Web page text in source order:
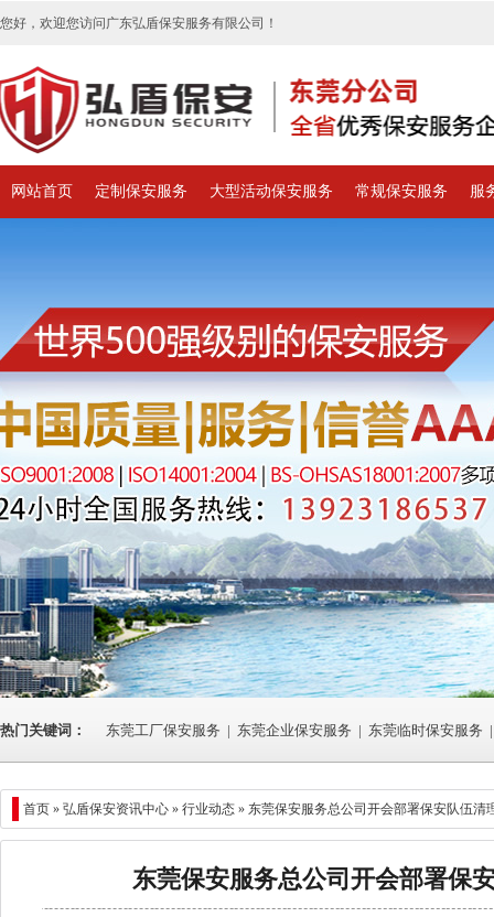
您好，欢迎您访问广东弘盾保安服务有限公司！
网站首页 定制保安服务 大型活动保安服务 常规保安服务 服
热门关键词： 东莞工厂保安服务 | 东莞企业保安服务 | 东莞临时保安服务 |
首页 » 弘盾保安资讯中心 » 行业动态 » 东莞保安服务总公司开会部署保安队伍清
东莞保安服务总公司开会部署保